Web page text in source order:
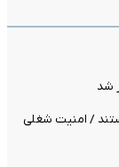
شد
/ امنیت شغلی